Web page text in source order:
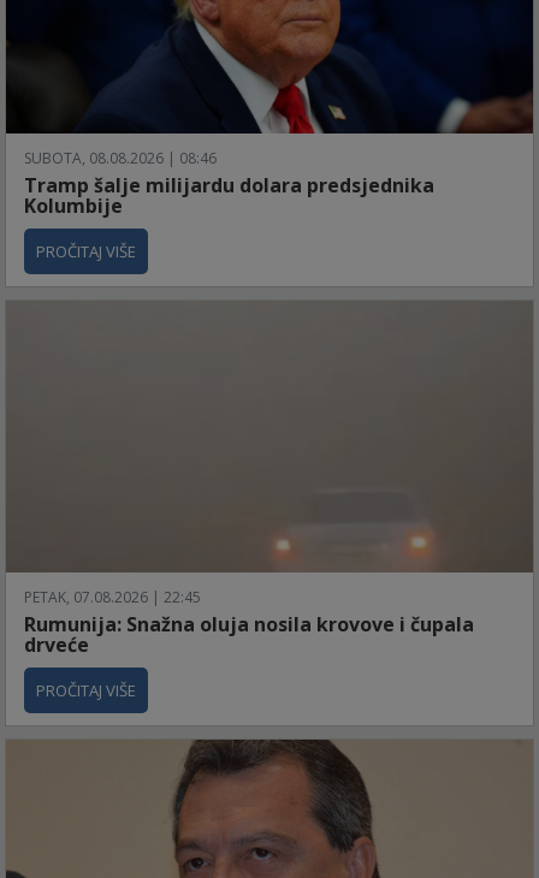
SUBOTA, 08.08.2026 | 08:46
Tramp šalje milijardu dolara predsjednika
Kolumbije
PROČITAJ VIŠE
PETAK, 07.08.2026 | 22:45
Rumunija: Snažna oluja nosila krovove i čupala
drveće
PROČITAJ VIŠE